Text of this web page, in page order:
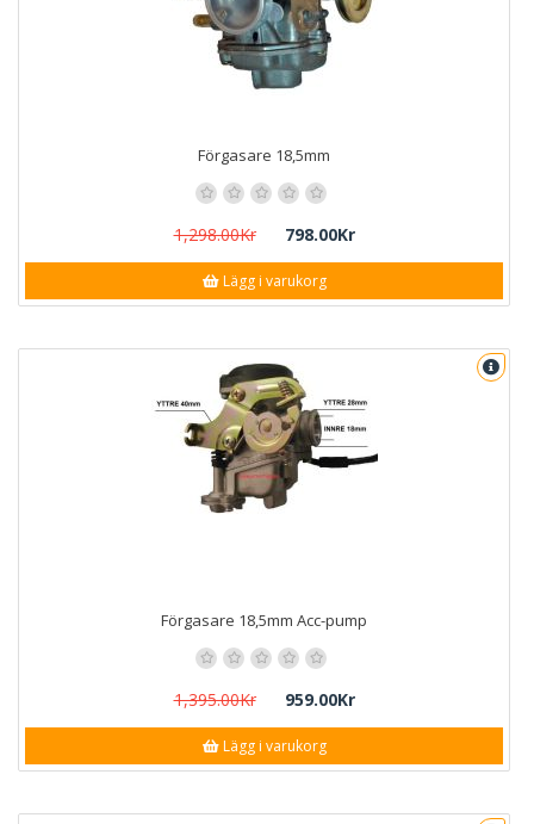
Förgasare 18,5mm
1,298.00Kr 798.00Kr
Lägg i varukorg
Förgasare 18,5mm Acc-pump
1,395.00Kr 959.00Kr
Lägg i varukorg